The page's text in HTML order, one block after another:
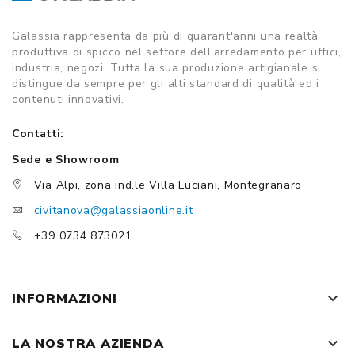
Galassia rappresenta da più di quarant'anni una realtà
produttiva di spicco nel settore dell'arredamento per uffici,
industria, negozi. Tutta la sua produzione artigianale si
distingue da sempre per gli alti standard di qualità ed i
contenuti innovativi.
Contatti:
Sede e Showroom
Via Alpi, zona ind.le Villa Luciani, Montegranaro
civitanova@galassiaonline.it
+39 0734 873021
INFORMAZIONI keyboard_arrow_down
LA NOSTRA AZIENDA keyboard_arrow_down